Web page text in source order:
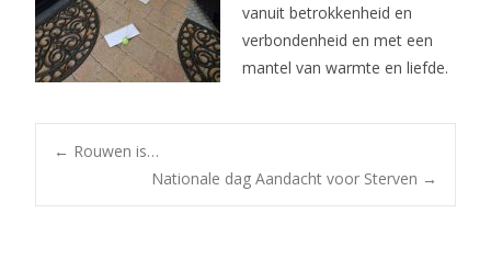
vanuit betrokkenheid en
verbondenheid en met een
mantel van warmte en liefde.
Post
← Rouwen is…
Nationale dag Aandacht voor Sterven →